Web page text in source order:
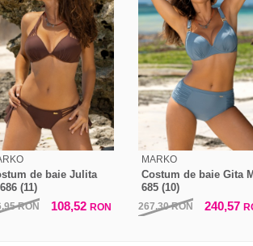
de baie Julita
(11)
RON 108,52 RON
MARKO
Costum de baie Gita
685 (10)
267,30RON 240,57